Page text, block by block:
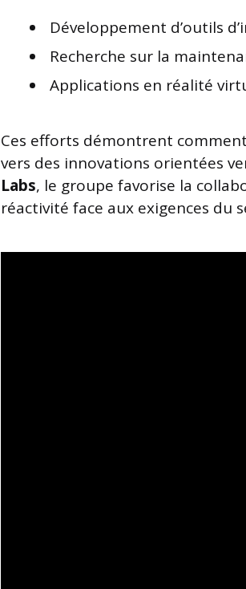
Développement d’outils
Recherche sur la
Applications en réalité
Ces efforts démontrent
vers des innovations orientées
Labs, le groupe favorise la
réactivité face aux exigences du